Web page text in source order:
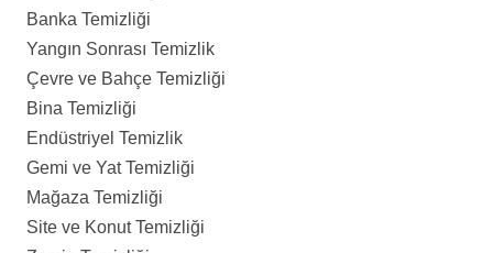
Banka Temizliği
Yangın Sonrası Temizlik
Çevre ve Bahçe Temizliği
Bina Temizliği
Endüstriyel Temizlik
Gemi ve Yat Temizliği
Mağaza Temizliği
Site ve Konut Temizliği